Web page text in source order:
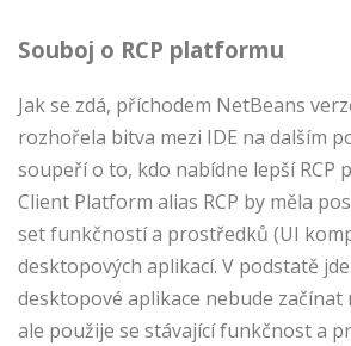
Souboj o RCP platformu
Jak se zdá, příchodem NetBeans
rozhořela bitva mezi IDE na dalším
soupeří o to, kdo nabídne lepší RCP
Client Platform alias RCP by měla
set funkčností a prostředků (UI
desktopových aplikací. V podstatě
desktopové aplikace nebude začínat
ale použije se stávající funkčnost a